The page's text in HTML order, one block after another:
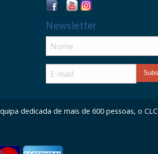
Newsletter
dedicada de mais de 600 pessoas, o CLC